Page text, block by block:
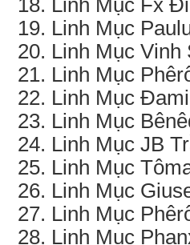
Linh Mục Fx
Linh Mục
Linh Mục Vinh
Linh Mục
Linh Mục
Linh Mục
Linh Mục JB
Linh Mục
Linh Mục
Linh Mục
Linh Mục